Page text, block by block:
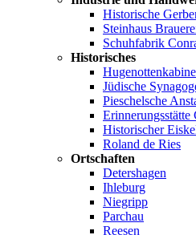
Historische
Steinhaus
Schuhfabrik
Historisches
Jüdische
Pieschelsche
Historischer
Roland de Ries
Ortschaften
Detershagen
Ihleburg
Niegripp
Parchau
Reesen